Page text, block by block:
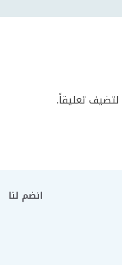
لتضيف تعليقاً.
انضم لنا